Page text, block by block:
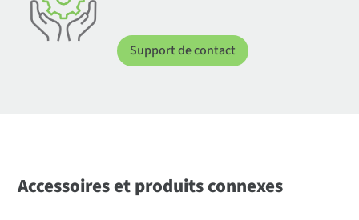
Support de contact
Accessoires et produits connexes